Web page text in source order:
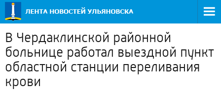
В Чердаклинской районной
больнице работал выездной пункт
областной станции переливания
крови